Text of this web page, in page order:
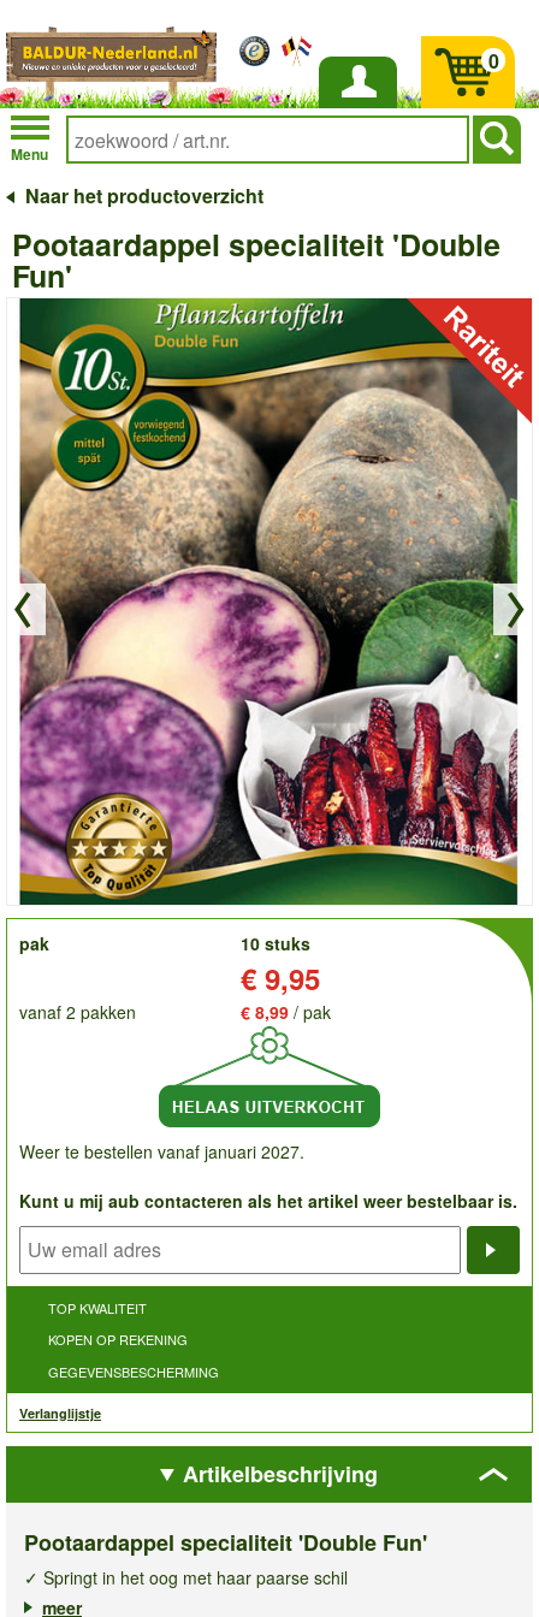
Inloggen
Menu
0
Naar het productoverzicht
Pootaardappel specialiteit 'Double
Fun'
order
pak
10 stuks
€ 9,95
vanaf 2 pakken € 8,99 / pak
Weer te bestellen vanaf januari 2027.
Kunt u mij aub contacteren als het artikel weer bestelbaar is.
TOP KWALITEIT
KOPEN OP REKENING
GEGEVENSBESCHERMING
Verlanglijstje
Artikelbeschrijving
Pootaardappel specialiteit 'Double Fun'
✓ Springt in het oog met haar paarse schil
✓ Smakelijke, nootachtige smaak
meer